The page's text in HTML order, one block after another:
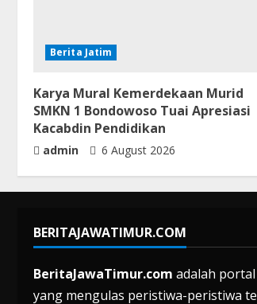
Berita Jatim
Karya Mural Kemerdekaan Murid
SMKN 1 Bondowoso Tuai Apresiasi
Kacabdin Pendidikan
admin 6 August 2026
BERITAJAWATIMUR.COM
BeritaJawaTimur.com adalah
yang mengulas peristiwa-peristiwa